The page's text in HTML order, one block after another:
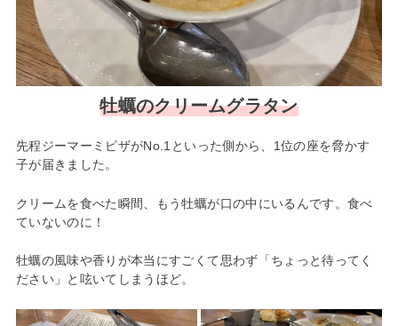
牡蠣のクリームグラタン
先程ジーマーミピザがNo.1といった側から、1位の座を脅かす
子が届きました。
クリームを食べた瞬間、もう牡蠣が口の中にいるんです。食べ
ていないのに！
牡蠣の風味や香りが本当にすごくて思わず「ちょっと待ってく
ださい」と呟いてしまうほど。